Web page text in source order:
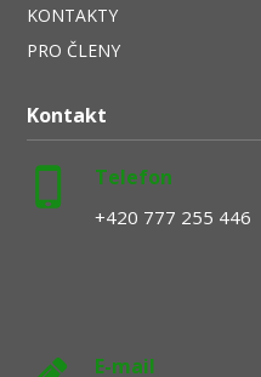
KONTAKTY
PRO ČLENY
Kontakt
Telefon
+420 777 255 446
E-mail